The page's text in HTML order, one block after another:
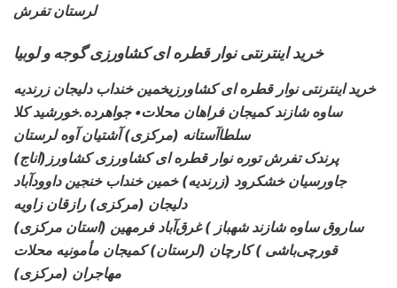
لرستان تفرش
خرید اینترنتی نوار قطره ای کشاورزی گوجه و لوبیا
خرید اینترنتی نوار قطره ای کشاورزیخمین خنداب دلیجانزرندیه
ساوه شازند کمیجان فراهان محلات• جواهرده.خورشید کلا
سلطاآستانه (مرکزی) آشتیان آوه لرستان
(اناج)پرندک تفرش توره نوار قطره ای کشاورزی کشاورز
جاورسیان خشکرود (زرندیه) خمین خنداب خنجین داوودآباد
دلیجان (مرکزی) رازقان زاویه
(استان مرکزی) ساروق ساوه شازند شهباز )غرق‌آباد فرمهین
قورچی‌باشی ) کارچان (لرستان) کمیجان مأمونیه محلات
مهاجران (مرکزی)